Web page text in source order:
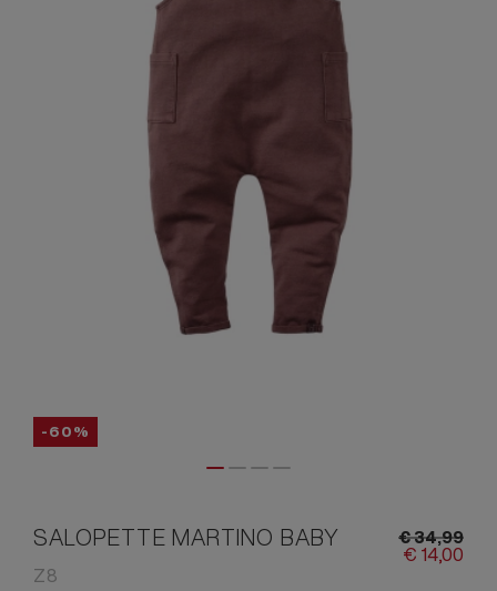
-60%
SALOPETTE MARTINO BABY
Z8
€34,99
€ 14,00